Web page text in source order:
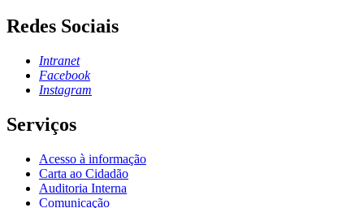
Redes Sociais
Intranet
Facebook
Instagram
Serviços
Acesso à informação
Carta ao Cidadão
Auditoria Interna
Comunicação